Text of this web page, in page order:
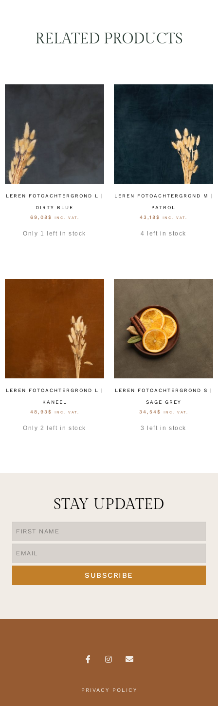
RELATED PRODUCTS
LEREN FOTOACHTERGROND L |
DIRTY BLUE
69,08$ INC. VAT.
Only 1 left in stock
LEREN FOTOACHTERGROND M |
PATROL
43,18$ INC. VAT.
4 left in stock
LEREN FOTOACHTERGROND L |
KANEEL
48,93 $ INC. VAT.
Only 2 left in stock
LEREN FOTOACHTERGROND S |
SAGE GREY
34,54$ INC. VAT.
3 left in stock
STAY UPDATED
SUBSCRIBE
PRIVACY POLICY